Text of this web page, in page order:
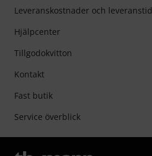
Leveranskostnader och leveranstid
Hjälpcenter
Tillgodokvitton
Kontakt
Fast butik
Service överblick